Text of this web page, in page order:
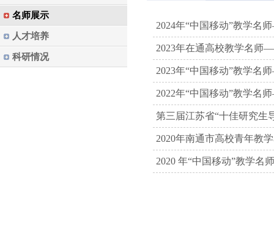
名师展示
人才培养
科研情况
2024年“中国移动”教学名
2023年在通高校教学名师
2023年“中国移动”教学名
2022年“中国移动”教学名
第三届江苏省“十佳研究
2020年南通市高校青年教
2020 年“中国移动”教学